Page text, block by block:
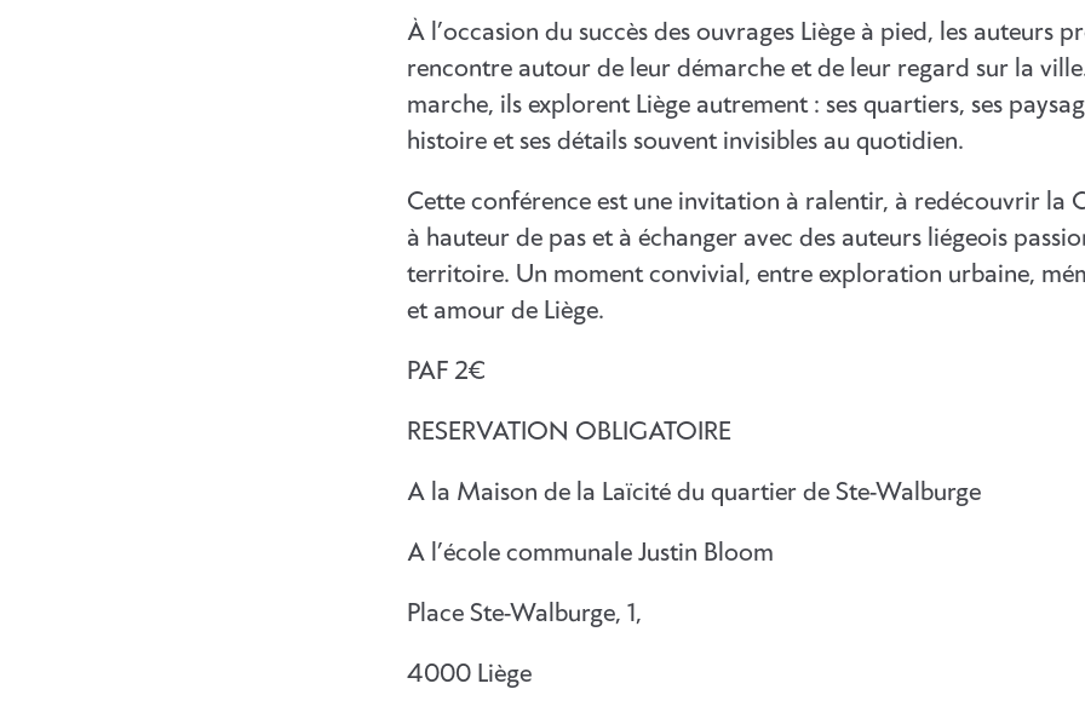
À l’occasion du succès des ouvrages Liège à pied, les auteurs
rencontre autour de leur démarche et de leur regard sur la
marche, ils explorent Liège autrement : ses quartiers, ses
histoire et ses détails souvent invisibles au quotidien.
Cette conférence est une invitation à ralentir, à redécouvrir la
à hauteur de pas et à échanger avec des auteurs liégeois
territoire. Un moment convivial, entre exploration urbaine,
et amour de Liège.
PAF 2€
RESERVATION OBLIGATOIRE
A la Maison de la Laïcité du quartier de Ste-Walburge
A l’école communale Justin Bloom
Place Ste-Walburge, 1,
4000 Liège